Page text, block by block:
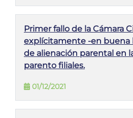
Primer fallo de la Cámara
explícitamente -en buena
de alienación parental en
parento filiales.
01/12/2021